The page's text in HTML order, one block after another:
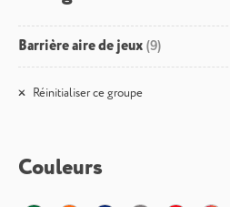
Barrière aire de jeux (9)
Réinitialiser ce groupe
Couleurs